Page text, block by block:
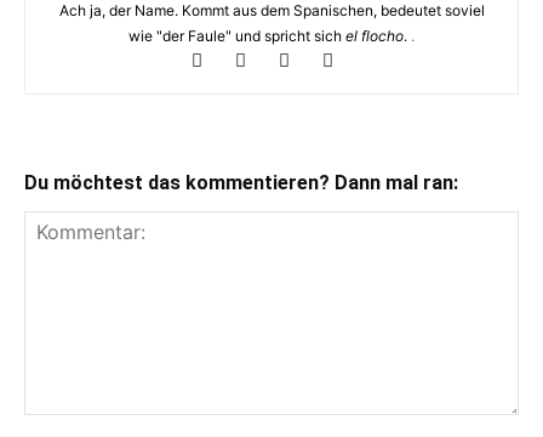
Ach ja, der Name. Kommt aus dem Spanischen, bedeutet soviel
wie "der Faule" und spricht sich el flocho. .
Du möchtest das kommentieren? Dann mal ran: